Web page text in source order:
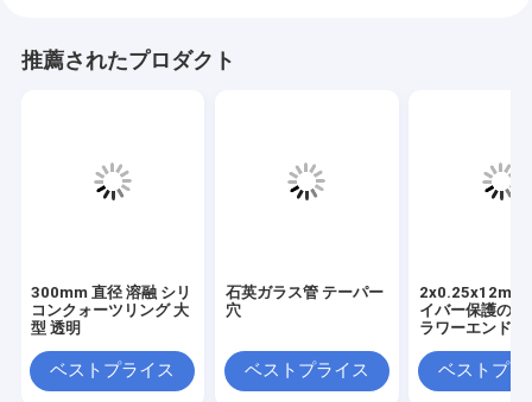
推薦されたプロダクト
300mm 直径 溶融 シリ
コンクォーツリング 大
型 透明
ベストプライス
石英ガラス管 テーパー
穴
ベストプライス
2x0.25x12mm
イバー保護のた
ラワーエンドク
ベストプラ